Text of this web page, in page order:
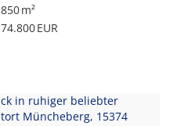
850 m²
74.800 EUR